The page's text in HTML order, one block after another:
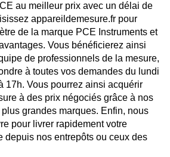
au meilleur prix avec un délai de
appareildemesure.fr pour
de la marque PCE Instruments et
Vous bénéficierez ainsi
de professionnels de la mesure,
à toutes vos demandes du lundi
17h. Vous pourrez ainsi acquérir
à des prix négociés grâce à nos
grandes marques. Enfin, nous
pour livrer rapidement votre
depuis nos entrepôts ou ceux des